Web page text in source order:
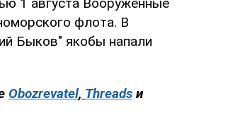
флота. В
Быков" якобы напали
Obozrevatel, Threads и